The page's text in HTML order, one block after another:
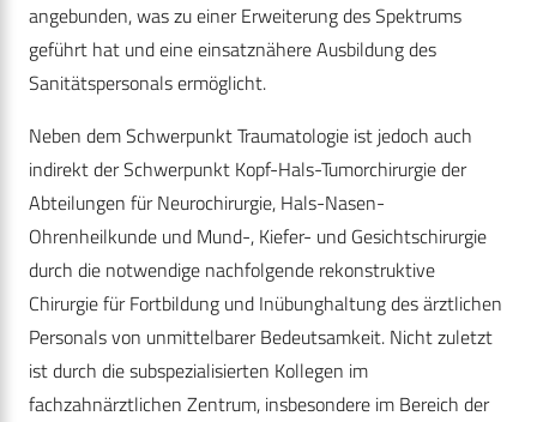
angebunden, was zu einer Erweiterung des Spektrums
geführt hat und eine einsatznähere Ausbildung des
Sanitätspersonals ermöglicht.
Neben dem Schwerpunkt Traumatologie ist jedoch auch
indirekt der Schwerpunkt Kopf-Hals-Tumorchirurgie der
Abteilungen für Neurochirurgie, Hals-Nasen-
Ohrenheilkunde und Mund-, Kiefer- und Gesichtschirurgie
durch die notwendige nachfolgende rekonstruktive
Chirurgie für Fortbildung und Inübunghaltung des ärztlichen
Personals von unmittelbarer Bedeutsamkeit. Nicht zuletzt
ist durch die subspezialisierten Kollegen im
fachzahnärztlichen Zentrum, insbesondere im Bereich der